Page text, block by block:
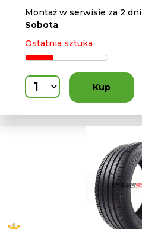
Montaż w serwisie za 2 dni
Sobota
Ostatnia sztuka
Kup